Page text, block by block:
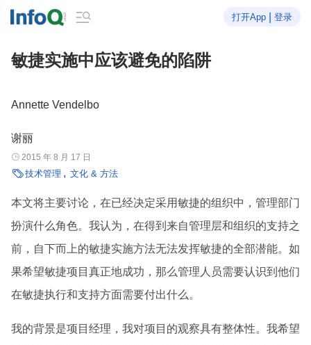
 打开App 登录
敏捷实施中应该避免的陷阱
Annette Vendelbo
谢丽
 2015 年 8 月 17 日
技术管理 文化 & 方法
本文将主要讨论，在已经决定采用敏捷的组织中，管理部门
扮演什么角色。我认为，在得到来自管理层和组织的支持之
前，自下而上的敏捷实施方法无法发挥敏捷的全部潜能。如
果希望敏捷项目真正地成功，那么管理人员需要认识到他们
在敏捷执行和支持方面需要付出什么。
我的背景是项目经理，我对项目的观察具有整体性。我希望